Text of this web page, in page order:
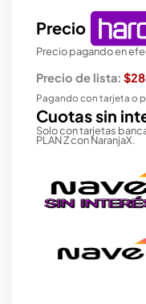
Precio
Precio pagando en
Precio de lista:
Pagando con tarjeta o
Cuotas sin
Solo con tarjetas
PLAN Z con NaranjaX.